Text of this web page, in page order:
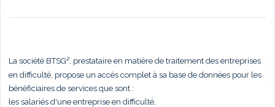
La société BTSG², prestataire en matière de traitement des entreprises
en difficulté, propose un accès complet à sa base de données pour les
bénéficiaires de services que sont :
les salariés d'une entreprise en difficulté,